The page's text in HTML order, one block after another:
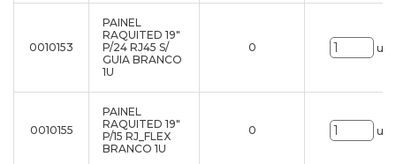
0010153
PAINEL
RAQUITED 19"
P/24 RJ45 S/
GUIA BRANCO
1U
0
0010155
PAINEL
RAQUITED 19"
P/15 RJ_FLEX
BRANCO 1U
0